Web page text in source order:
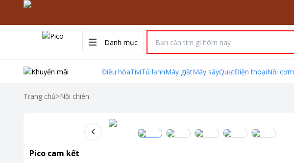
Danh mục
Điều hòaTiviTủ lạnhMáy giặtMáy sấyQuạtĐiện thoạiNồi cơm
Trang chủ>Nồi chiên
Pico cam kết